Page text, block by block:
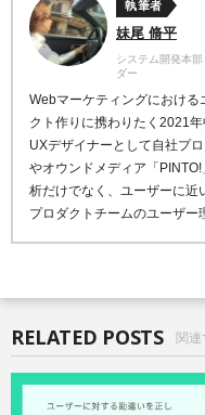
執筆者
妹尾 脩平
システム開発本
ダー
Webマーケティングにおけ
クト作りに携わりたく2021年
UXデザイナーとして自社プ
やオウンドメディア「
析だけでなく、ユーザーに近
プロダクトチームのユーザー
RELATED POSTS 関